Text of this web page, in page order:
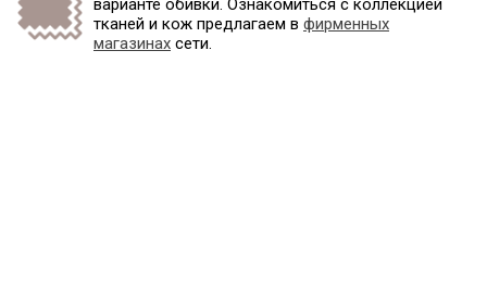
варианте обивки. Ознакомиться с коллекцией
тканей и кож предлагаем в фирменных
магазинах сети.